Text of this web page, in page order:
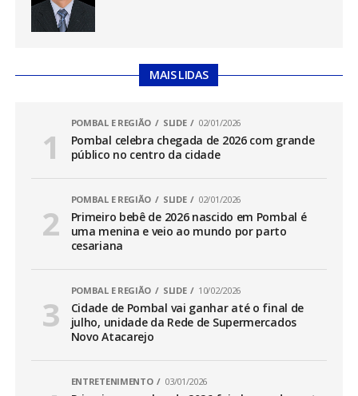
MAIS LIDAS
POMBAL E REGIÃO SLIDE 02/01/2026
Pombal celebra chegada de 2026 com grande
público no centro da cidade
POMBAL E REGIÃO SLIDE 02/01/2026
Primeiro bebê de 2026 nascido em Pombal é
uma menina e veio ao mundo por parto
cesariana
POMBAL E REGIÃO SLIDE 10/02/2026
Cidade de Pombal vai ganhar até o final de
julho, unidade da Rede de Supermercados
Novo Atacarejo
ENTRETENIMENTO 03/01/2026